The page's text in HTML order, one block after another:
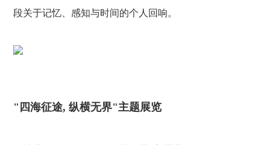
段关于记忆、感知与时间的个人回响。
"四海征途, 纵横无界"主题展览